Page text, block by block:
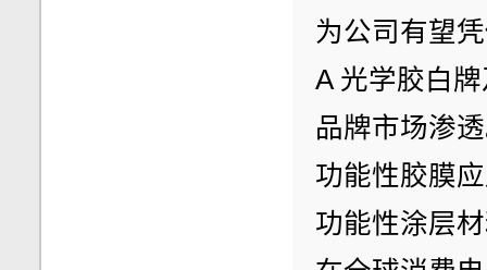
为公司有望
A 光学胶白
品牌市场渗
功能性胶膜
功能性涂层